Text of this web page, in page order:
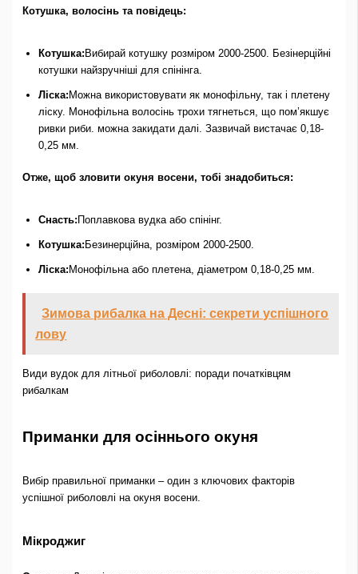
Котушка, волосінь та повідець:
Котушка:Вибирай котушку розміром 2000-2500. Безінерційні
котушки найзручніші для спінінга.
Ліска:Можна використовувати як монофільну, так і плетену
ліску. Монофільна волосінь трохи тягнеться, що пом’якшує
ривки риби. можна закидати далі. Зазвичай вистачає 0,18-
0,25 мм.
Отже, щоб зловити окуня восени, тобі знадобиться:
Снасть:Поплавкова вудка або спінінг.
Котушка:Безинерційна, розміром 2000-2500.
Ліска:Монофільна або плетена, діаметром 0,18-0,25 мм.
Зимова рибалка на Десні: секрети успішного
лову
Види вудок для літньої риболовлі: поради початківцям
рибалкам
Приманки для осіннього окуня
Вибір правильної приманки – один з ключових факторів
успішної риболовлі на окуня восени.
Мікроджиг